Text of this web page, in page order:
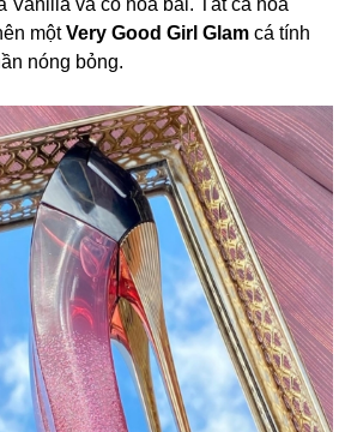
mộtVery Good Girl Glam cá tính
nóng bỏng.